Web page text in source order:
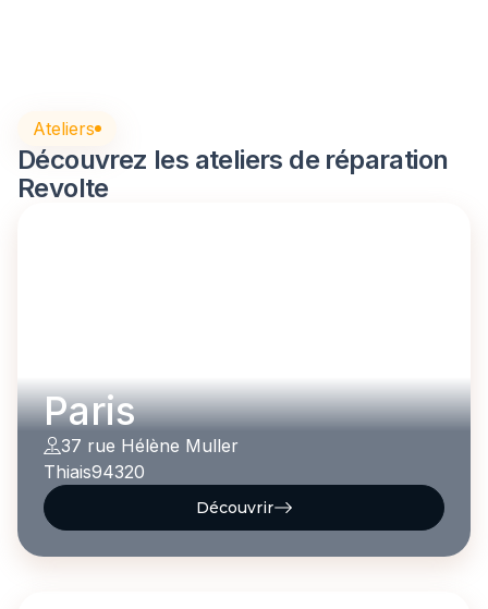
Ateliers
Découvrez les ateliers de réparation
Revolte
Paris
37 rue Hélène Muller
Thiais94320
Découvrir